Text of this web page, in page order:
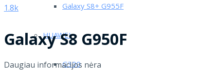
Galaxy S8+ G955F
HUAWEI
G300
1.8k
Galaxy S8 G950F
Daugiau informacijos nėra